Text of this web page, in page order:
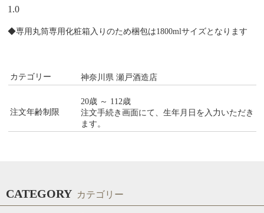
1.0
◆専用丸筒専用化粧箱入りのため梱包は1800mlサイズとなります
カテゴリー 神奈川県 瀬戸酒造店
注文年齢制限
20歳 ～ 112歳
注文手続き画面にて、生年月日を入力いただき
ます。
CATEGORY カテゴリー